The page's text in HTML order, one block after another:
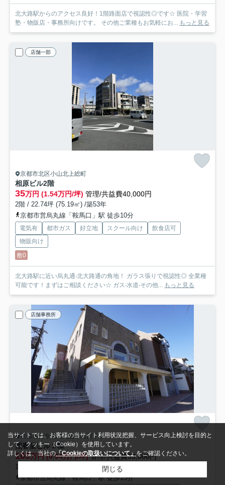
北大路駅からのアクセス良好！1階路面店で視認性◎です☆ 医院・学習
塾・物販店・事務所向けです。 その他ご業種もお気軽にお...
もっと見る
店舗一部
京都市北区小山北上総町
相原ビル2階
35万円 (1.54万円/坪) 管理/共益費40,000円
2階 / 22.74坪 (75.19㎡) /築53年
京都市営烏丸線「鞍馬口」駅 徒歩10分
電気有 都市ガス 好立地 スクール向け
飲食店可
物販向け
敷0
北⼤路駅に近い烏丸通‧北⼤路通の⾓地！ ガラス張りで視認性◎ 全業種
可能です！まずはご相談ください☆ ガス‧⽔道‧その他... もっと見る
店舗事務所
京都市上京区烏丸通今出川下る
煕春堂ビル １棟
165万円 (0.94万円/坪)管理/共益費33,000円
1-3階 / 175.13坪 (578.97㎡) /築35年
京都市営烏丸線「鞍馬口」駅 徒歩15分
当サイトでは、お客様の当サイト利用状況把握、サービス向上検討を目的と
して、クッキー（Cookie）を使用しています。
詳しくは、当社の「Cookieの取扱いについて」 をご確認ください。
閉じる